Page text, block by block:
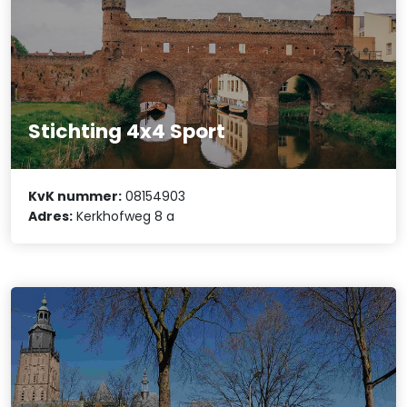
Stichting 4x4 Sport
KvK nummer: 08154903
Adres: Kerkhofweg 8 a